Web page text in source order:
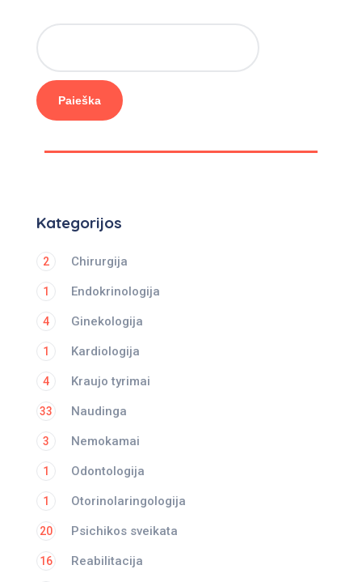
Paieška
Kategorijos
Chirurgija
2
Endokrinologija
1
Ginekologija
4
Kardiologija
1
Kraujo tyrimai
4
Naudinga
33
Nemokamai
3
Odontologija
1
Otorinolaringologija
1
Psichikos sveikata
20
Reabilitacija
16